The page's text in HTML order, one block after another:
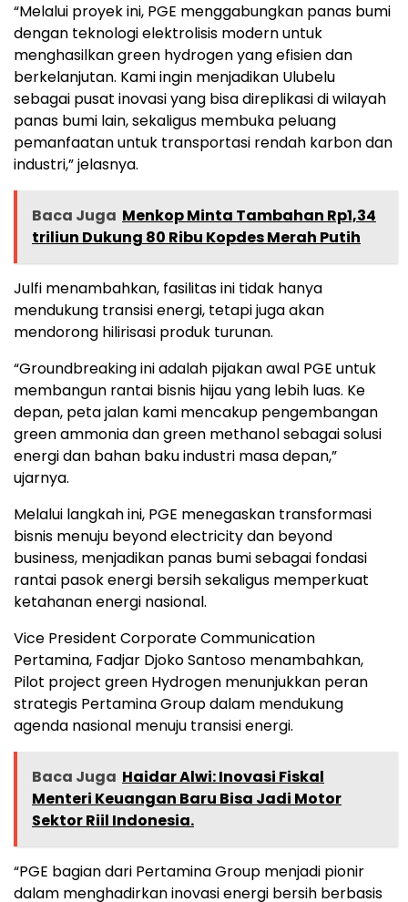
“Melalui proyek ini, PGE menggabungkan panas bumi
dengan teknologi elektrolisis modern untuk
menghasilkan green hydrogen yang efisien dan
berkelanjutan. Kami ingin menjadikan Ulubelu
sebagai pusat inovasi yang bisa direplikasi di wilayah
panas bumi lain, sekaligus membuka peluang
pemanfaatan untuk transportasi rendah karbon dan
industri,” jelasnya.
Baca Juga Menkop Minta Tambahan Rp1,34
triliun Dukung 80 Ribu Kopdes Merah Putih
Julfi menambahkan, fasilitas ini tidak hanya
mendukung transisi energi, tetapi juga akan
mendorong hilirisasi produk turunan.
“Groundbreaking ini adalah pijakan awal PGE untuk
membangun rantai bisnis hijau yang lebih luas. Ke
depan, peta jalan kami mencakup pengembangan
green ammonia dan green methanol sebagai solusi
energi dan bahan baku industri masa depan,”
ujarnya.
Melalui langkah ini, PGE menegaskan transformasi
bisnis menuju beyond electricity dan beyond
business, menjadikan panas bumi sebagai fondasi
rantai pasok energi bersih sekaligus memperkuat
ketahanan energi nasional.
Vice President Corporate Communication
Pertamina, Fadjar Djoko Santoso menambahkan,
Pilot project green Hydrogen menunjukkan peran
strategis Pertamina Group dalam mendukung
agenda nasional menuju transisi energi.
Baca Juga Haidar Alwi: Inovasi Fiskal
Menteri Keuangan Baru Bisa Jadi Motor
Sektor Riil Indonesia.
“PGE bagian dari Pertamina Group menjadi pionir
dalam menghadirkan inovasi energi bersih berbasis